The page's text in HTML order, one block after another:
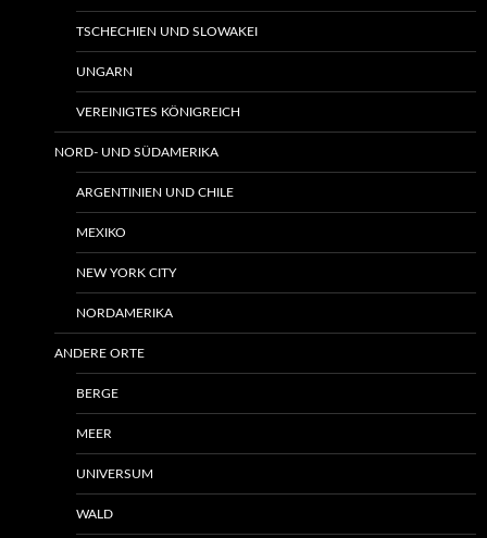
TSCHECHIEN UND SLOWAKEI
UNGARN
VEREINIGTES KÖNIGREICH
NORD- UND SÜDAMERIKA
ARGENTINIEN UND CHILE
MEXIKO
NEW YORK CITY
NORDAMERIKA
ANDERE ORTE
BERGE
MEER
UNIVERSUM
WALD